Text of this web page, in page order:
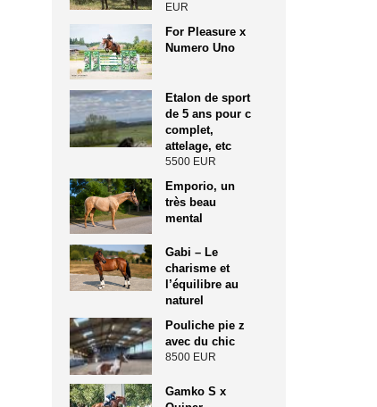
EUR
For Pleasure x
Numero Uno
Etalon de sport
de 5 ans pour c
complet,
attelage, etc
5500 EUR
Emporio, un
très beau
mental
Gabi – Le
charisme et
l’équilibre au
naturel
Pouliche pie z
avec du chic
8500 EUR
Gamko S x